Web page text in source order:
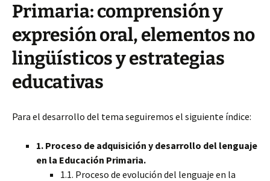
Primaria: comprensión y
expresión oral, elementos no
lingüísticos y estrategias
educativas
Para el desarrollo del tema seguiremos el siguiente índice:
1. Proceso de adquisición y desarrollo del lenguaje
en la Educación Primaria.
1.1. Proceso de evolución del lenguaje en la